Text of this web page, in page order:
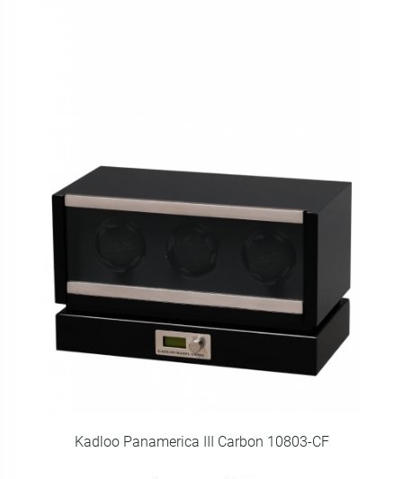
Kadloo Panamerica III Carbon 10803-CF